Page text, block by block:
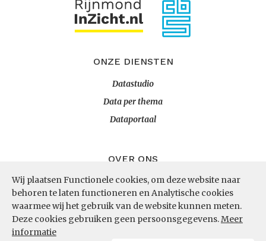
Wij plaatsen Functionele cookies, om deze website naar
behoren te laten functioneren en Analytische cookies
waarmee wij het gebruik van de website kunnen meten.
Deze cookies gebruiken geen persoonsgegevens.Meer
informatie
ONZE DIENSTEN
Datastudio
Data per thema
Dataportaal
OVER ONS
InZicht
Contact